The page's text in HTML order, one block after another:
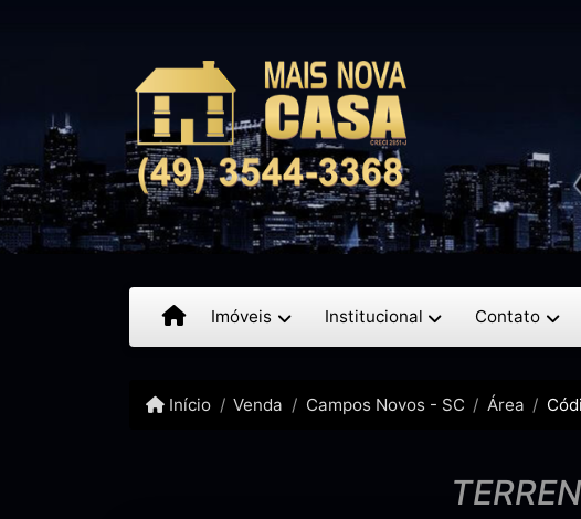
Imóveis Institucional Contato
Início Venda Campos Novos - SC Área